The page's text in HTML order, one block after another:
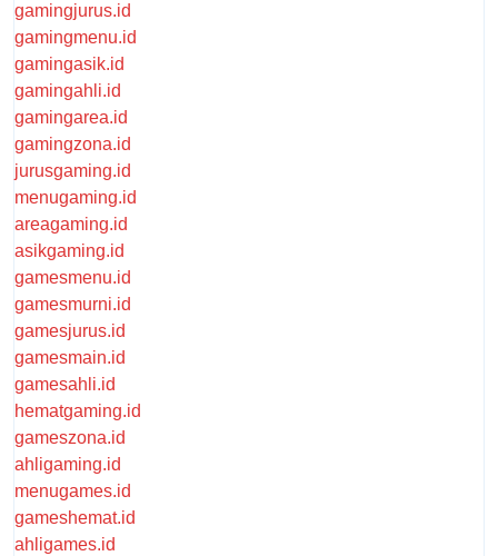
gamingjurus.id
gamingmenu.id
gamingasik.id
gamingahli.id
gamingarea.id
gamingzona.id
jurusgaming.id
menugaming.id
areagaming.id
asikgaming.id
gamesmenu.id
gamesmurni.id
gamesjurus.id
gamesmain.id
gamesahli.id
hematgaming.id
gameszona.id
ahligaming.id
menugames.id
gameshemat.id
ahligames.id